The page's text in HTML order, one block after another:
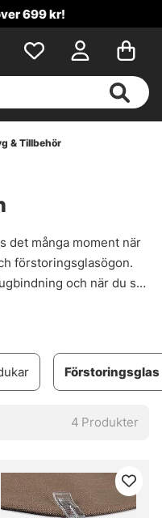
699 kr!
& Tillbehör
det många moment när
förstoringsglasögon.
och när du ska
till. Slipp stress
av förstoringsglas
4 Produkter